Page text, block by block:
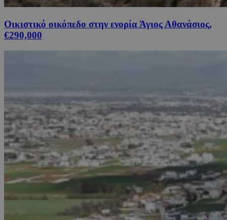
Οικιστικό οικόπεδο στην ενορία Άγιος Αθανάσιος,
€290,000